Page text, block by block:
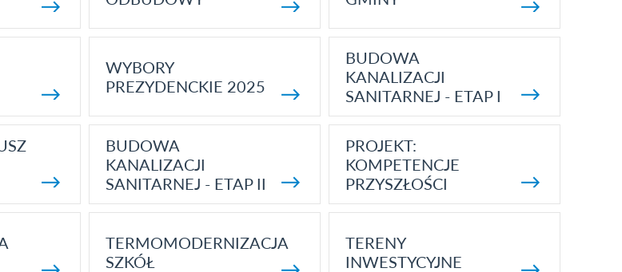
WYBORY
PREZYDENCKIE 2025
BUDOWA
KANALIZACJI
SANITARNEJ - ETAP I
BUDOWA
KANALIZACJI
SANITARNEJ - ETAP II
PROJEKT:
KOMPETENCJE
PRZYSZŁOŚCI
TERMOMODERNIZACJA
SZKÓŁ
TERENY
INWESTYCYJNE